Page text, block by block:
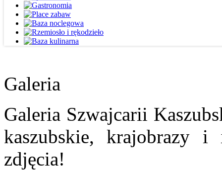
Galeria
Galeria Szwajcarii
kaszubskie, krajobrazy
zdjęcia!